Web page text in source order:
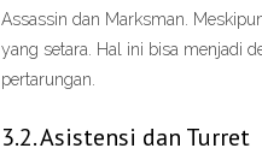
Assassin dan Marksman.
yang setara. Hal ini bisa menjadi
pertarungan.
3.2. Asistensi dan Turret